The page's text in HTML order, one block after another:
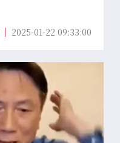
2025-01-22 09:33:00